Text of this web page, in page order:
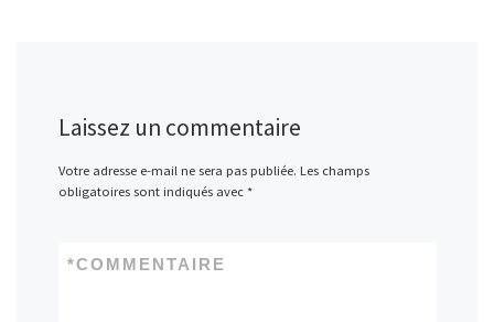
Laissez un commentaire
Votre adresse e-mail ne sera pas publiée. Les champs
obligatoires sont indiqués avec *
COMMENTAIRE
*